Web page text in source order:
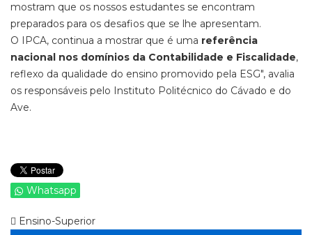
mostram que os nossos estudantes se encontram
preparados para os desafios que se lhe apresentam.
O IPCA, continua a mostrar que é uma referência
nacional nos domínios da Contabilidade e Fiscalidade,
reflexo da qualidade do ensino promovido pela ESG", avalia
os responsáveis pelo Instituto Politécnico do Cávado e do
Ave.
Whatsapp
Ensino-Superior